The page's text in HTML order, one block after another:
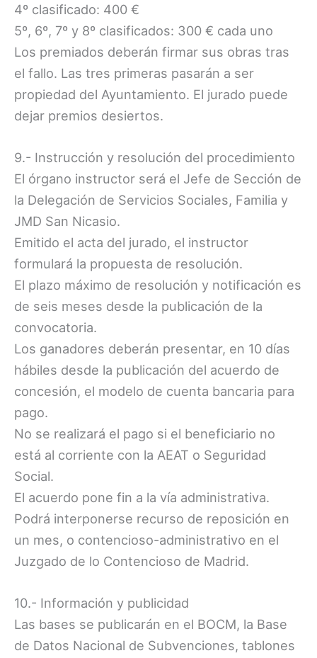
4º clasificado: 400 €
5º, 6º, 7º y 8º clasificados: 300 € cada uno
Los premiados deberán firmar sus obras tras
el fallo. Las tres primeras pasarán a ser
propiedad del Ayuntamiento. El jurado puede
dejar premios desiertos.
9.- Instrucción y resolución del procedimiento
El órgano instructor será el Jefe de Sección de
la Delegación de Servicios Sociales, Familia y
JMD San Nicasio.
Emitido el acta del jurado, el instructor
formulará la propuesta de resolución.
El plazo máximo de resolución y notificación es
de seis meses desde la publicación de la
convocatoria.
Los ganadores deberán presentar, en 10 días
hábiles desde la publicación del acuerdo de
concesión, el modelo de cuenta bancaria para
pago.
No se realizará el pago si el beneficiario no
está al corriente con la AEAT o Seguridad
Social.
El acuerdo pone fin a la vía administrativa.
Podrá interponerse recurso de reposición en
un mes, o contencioso-administrativo en el
Juzgado de lo Contencioso de Madrid.
10.- Información y publicidad
Las bases se publicarán en el BOCM, la Base
de Datos Nacional de Subvenciones, tablones